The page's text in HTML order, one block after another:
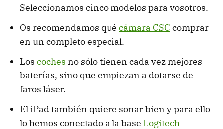
Seleccionamos cinco modelos para vosotros.
Os recomendamos qué cámara CSC comprar
en un completo especial.
Los coches no sólo tienen cada vez mejores
baterías, sino que empiezan a dotarse de
faros láser.
El iPad también quiere sonar bien y para ello
lo hemos conectado a la base Logitech